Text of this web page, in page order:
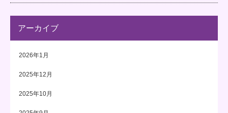
アーカイブ
2026年1月
2025年12月
2025年10月